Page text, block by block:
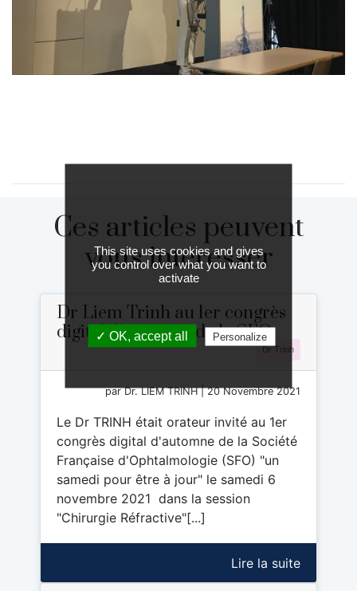
Ces articles peuvent
vous intéresser
Dr Liem Trinh au 1er congrès
digital d'automne de la SFO
Dr Trinh
par Dr. LIEM TRINH | 20 Novembre 2021
Le Dr TRINH était orateur invité au 1er
congrès digital d'automne de la Société
Française d'Ophtalmologie (SFO) "un
samedi pour être à jour" le samedi 6
novembre 2021 dans la session
"Chirurgie Réfractive"[...]
Lire la suite
This site uses cookies and gives
you control over what you want to
activate
✓ OK, accept all Personalize